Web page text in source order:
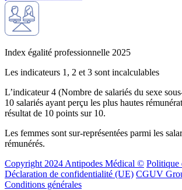
Index égalité professionnelle 2025
Les indicateurs 1, 2 et 3 sont incalculables
L’indicateur 4 (Nombre de salariés du sexe
10 salariés ayant perçu les plus hautes
résultat de 10 points sur 10.
Les femmes sont sur-représentées parmi les
rémunérés.
Copyright 2024 Antipodes Médical © Politique
Déclaration de confidentialité (UE) CGUV
Conditions générales